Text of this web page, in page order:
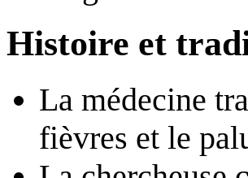
Histoire et
La médecine
fièvres et le